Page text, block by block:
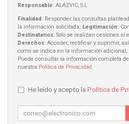
Responsable: ALAZVIC, S.L.
Finalidad: Responder las consultas
la información solicitada; Legitimación:
Destinatarios: Solo se realizan cesiones si
Derechos: Acceder, rectificar y suprimir,
como se indica en la información adicional;
Puede consultar la información completa
nuestra Política de Privacidad.
He leído y acepto la Política de